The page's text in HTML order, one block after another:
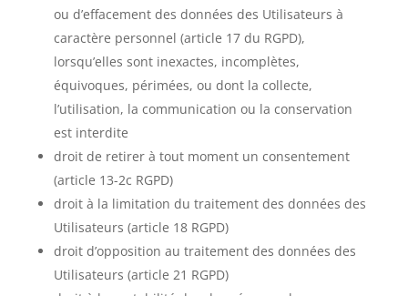
ou d’effacement des données des Utilisateurs à
caractère personnel (article 17 du RGPD),
lorsqu’elles sont inexactes, incomplètes,
équivoques, périmées, ou dont la collecte,
l’utilisation, la communication ou la conservation
est interdite
droit de retirer à tout moment un consentement
(article 13-2c RGPD)
droit à la limitation du traitement des données des
Utilisateurs (article 18 RGPD)
droit d’opposition au traitement des données des
Utilisateurs (article 21 RGPD)